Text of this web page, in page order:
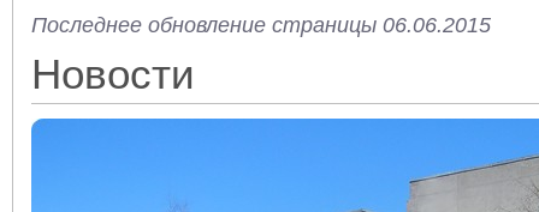
Последнее обновление страницы 06.06.2015
Новости